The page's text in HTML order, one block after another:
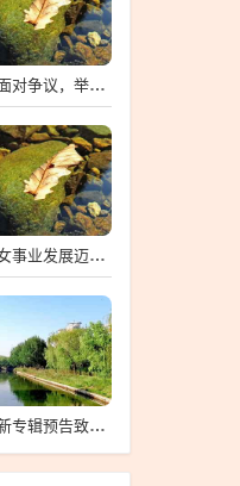
菲律宾面对争议，举白旗背后否认的真实原因深度解析
全球妇女事业发展迈入新的里程碑
周杰伦新专辑预告致敬多幅世界名画，深度解读与艺术融合的魅力